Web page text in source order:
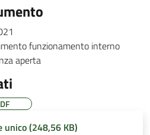
funzionamento interno
aperta
unico (248,56 KB)